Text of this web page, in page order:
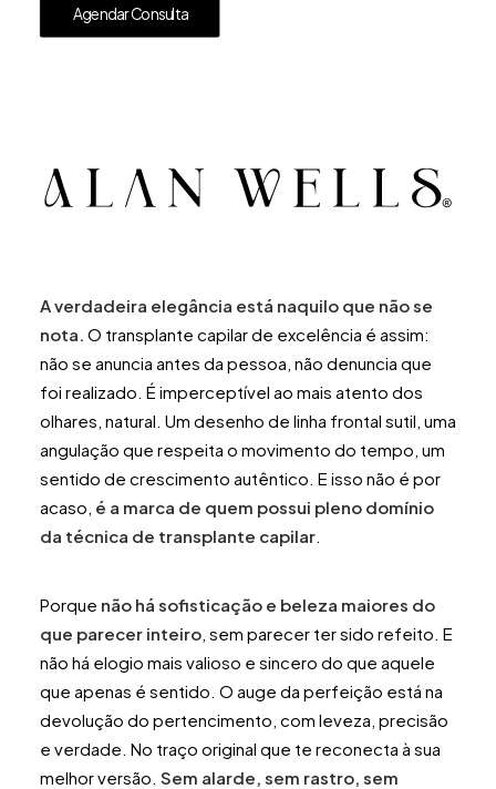
Agendar Consulta
A verdadeira elegância está naquilo que não se
nota. O transplante capilar de excelência é assim:
não se anuncia antes da pessoa, não denuncia que
foi realizado. É imperceptível ao mais atento dos
olhares, natural. Um desenho de linha frontal sutil, uma
angulação que respeita o movimento do tempo, um
sentido de crescimento autêntico. E isso não é por
acaso, é a marca de quem possui pleno domínio
da técnica de transplante capilar.
Porque não há sofisticação e beleza maiores do
que parecer inteiro, sem parecer ter sido refeito. E
não há elogio mais valioso e sincero do que aquele
que apenas é sentido. O auge da perfeição está na
devolução do pertencimento, com leveza, precisão
e verdade. No traço original que te reconecta à sua
melhor versão. Sem alarde, sem rastro, sem